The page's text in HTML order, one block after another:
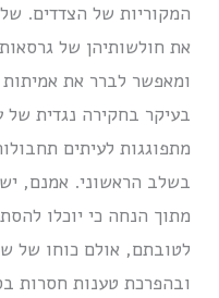
המקוריות של הצדדים.
את חולשותיהן של
ומאפשר לברר את
בעיקר בחקירה נגדית של
מתפוגגות לעיתים
בשלב הראשוני. אמנם,
מתוך הנחה כי יוכלו
לטובתם, אולם כוחו של
ובהפרכת טענות חסרות